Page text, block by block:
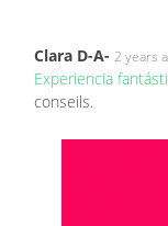
Clara D-A- 2 years
Experiencia
conseils.